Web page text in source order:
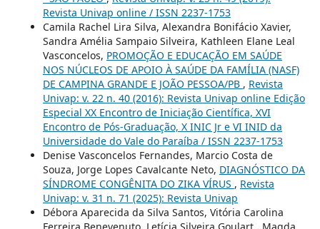
Revista Univap online / ISSN 2237-1753
Camila Rachel Lira Silva, Alexandra Bonifácio Xavier,
Sandra Amélia Sampaio Silveira, Kathleen Elane Leal
Vasconcelos, PROMOÇÃO E EDUCAÇÃO EM SAÚDE
NOS NÚCLEOS DE APOIO À SAÚDE DA FAMÍLIA (NASF)
DE CAMPINA GRANDE E JOÃO PESSOA/PB , Revista
Univap: v. 22 n. 40 (2016): Revista Univap online Edição
Especial XX Encontro de Iniciação Científica, XVI
Encontro de Pós-Graduação, X INIC Jr e VI INID da
Universidade do Vale do Paraíba / ISSN 2237-1753
Denise Vasconcelos Fernandes, Marcio Costa de
Souza, Jorge Lopes Cavalcante Neto, DIAGNÓSTICO DA
SÍNDROME CONGÊNITA DO ZIKA VÍRUS , Revista
Univap: v. 31 n. 71 (2025): Revista Univap
Débora Aparecida da Silva Santos, Vitória Carolina